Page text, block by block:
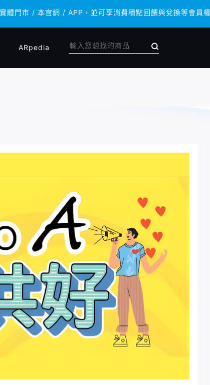
門市 / 本官網 / APP，並可享消費積點回饋與兌換等會員權
門市 / 本官網 / APP，並可享消費積點回饋與兌換等會員權
ARpedia